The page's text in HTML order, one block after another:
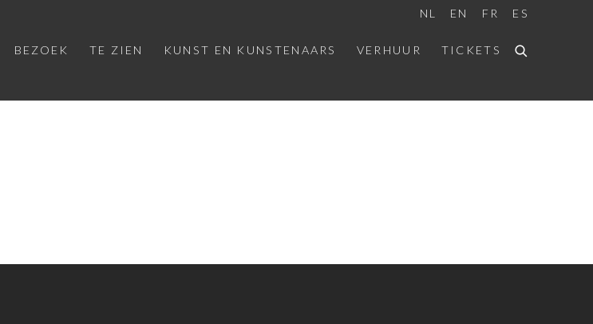
BEZOEK TE ZIEN KUNST EN KUNSTENAARS VERHUUR TICKETS
NL EN FR ES